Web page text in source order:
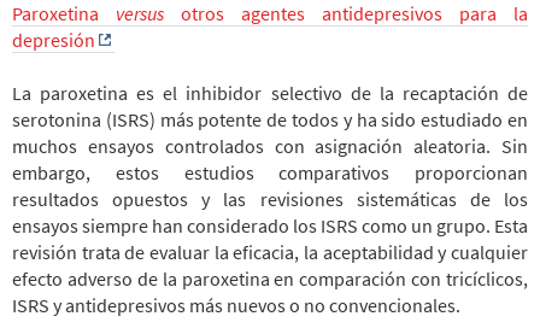
Paroxetina versus otros agentes antidepresivos para la
depresión
La paroxetina es el inhibidor selectivo de la recaptación de
serotonina (ISRS) más potente de todos y ha sido estudiado en
muchos ensayos controlados con asignación aleatoria. Sin
embargo, estos estudios comparativos proporcionan
resultados opuestos y las revisiones sistemáticas de los
ensayos siempre han considerado los ISRS como un grupo. Esta
revisión trata de evaluar la eficacia, la aceptabilidad y cualquier
efecto adverso de la paroxetina en comparación con tricíclicos,
ISRS y antidepresivos más nuevos o no convencionales.